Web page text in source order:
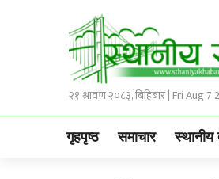
२१ श्रावण २०८३, बिहिबार | Fri Aug 7
गृहपृष्ठ समाचार स्थानीय